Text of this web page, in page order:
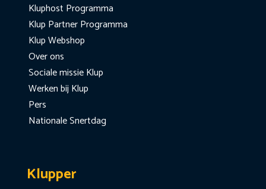
Kluphost Programma
Klup Partner Programma
Klup Webshop
Over ons
Sociale missie Klup
Werken bij Klup
Pers
Nationale Snertdag
Klupper